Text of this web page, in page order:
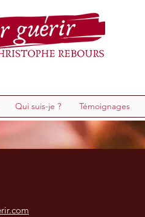
Qui suis-je ? Témoignages